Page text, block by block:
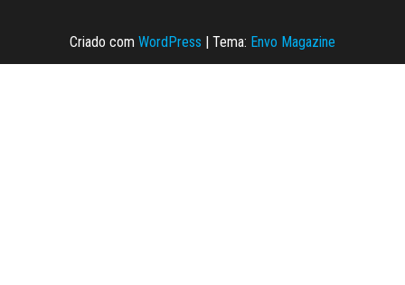
Criado com WordPress Tema: Envo Magazine